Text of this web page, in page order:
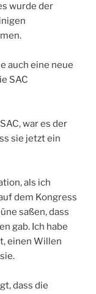
wurde der
auch eine neue
SAC
war es der
sie jetzt ein
als ich
dem Kongress
saßen, dass
gab. Ich habe
einen Willen
dass die